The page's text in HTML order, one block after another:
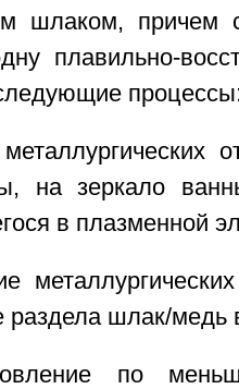
шлаком, причем
плавильно-
на зеркало
в плазменной
раздела шлак/медь
по